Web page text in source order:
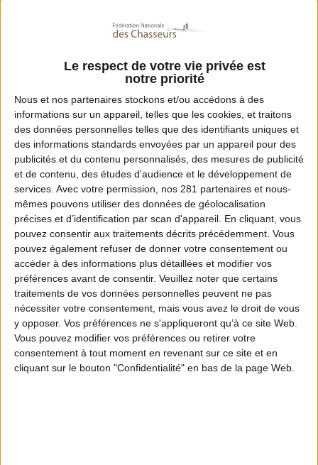
Le respect de votre vie privée est
notre priorité
Nous et nos partenaires stockons et/ou accédons à des
informations sur un appareil, telles que les cookies, et traitons
des données personnelles telles que des identifiants uniques et
des informations standards envoyées par un appareil pour des
publicités et du contenu personnalisés, des mesures de publicité
et de contenu, des études d'audience et le développement de
services. Avec votre permission, nos 281 partenaires et nous-
mêmes pouvons utiliser des données de géolocalisation
précises et d’identification par scan d'appareil. En cliquant, vous
pouvez consentir aux traitements décrits précédemment. Vous
pouvez également refuser de donner votre consentement ou
accéder à des informations plus détaillées et modifier vos
préférences avant de consentir. Veuillez noter que certains
traitements de vos données personnelles peuvent ne pas
nécessiter votre consentement, mais vous avez le droit de vous
y opposer. Vos préférences ne s'appliqueront qu’à ce site Web.
Vous pouvez modifier vos préférences ou retirer votre
consentement à tout moment en revenant sur ce site et en
cliquant sur le bouton "Confidentialité" en bas de la page Web.